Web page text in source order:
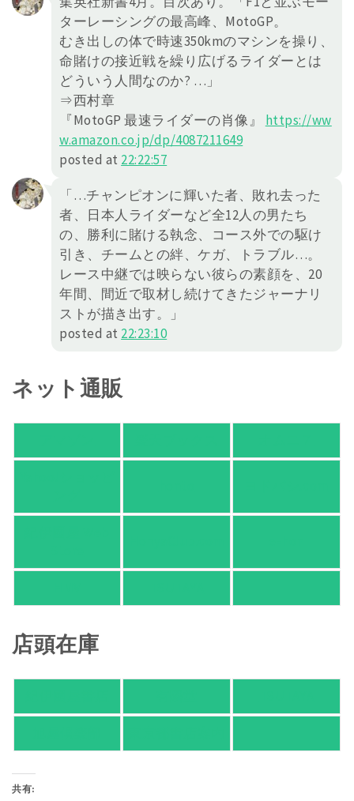
ターレーシングの最高峰、MotoGP。
むき出しの体で時速350kmのマシンを操り、
命賭けの接近戦を繰り広げるライダーとは
どういう人間なのか? …」
⇒西村章
『MotoGP 最速ライダーの肖像』 https://ww
w.amazon.co.jp/dp/4087211649
posted at 22:22:57
「…チャンピオンに輝いた者、敗れ去った
者、日本人ライダーなど全12人の男たち
の、勝利に賭ける執念、コース外での駆け
引き、チームとの絆、ケガ、トラブル…。
レース中継では映らない彼らの素顔を、20
年間、間近で取材し続けてきたジャーナリ
ストが描き出す。」
posted at 22:23:10
ネット通販
店頭在庫
共有: